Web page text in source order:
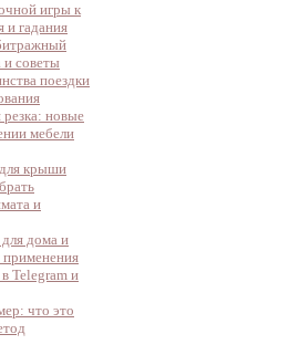
игры к
и гадания
и советы
поездки
новые
мебели
крыши
и
дома и
Telegram и
что это